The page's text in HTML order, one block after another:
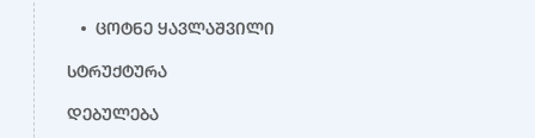
ცოტნე ყავლაშვილი
სტრუქტურა
დებულება